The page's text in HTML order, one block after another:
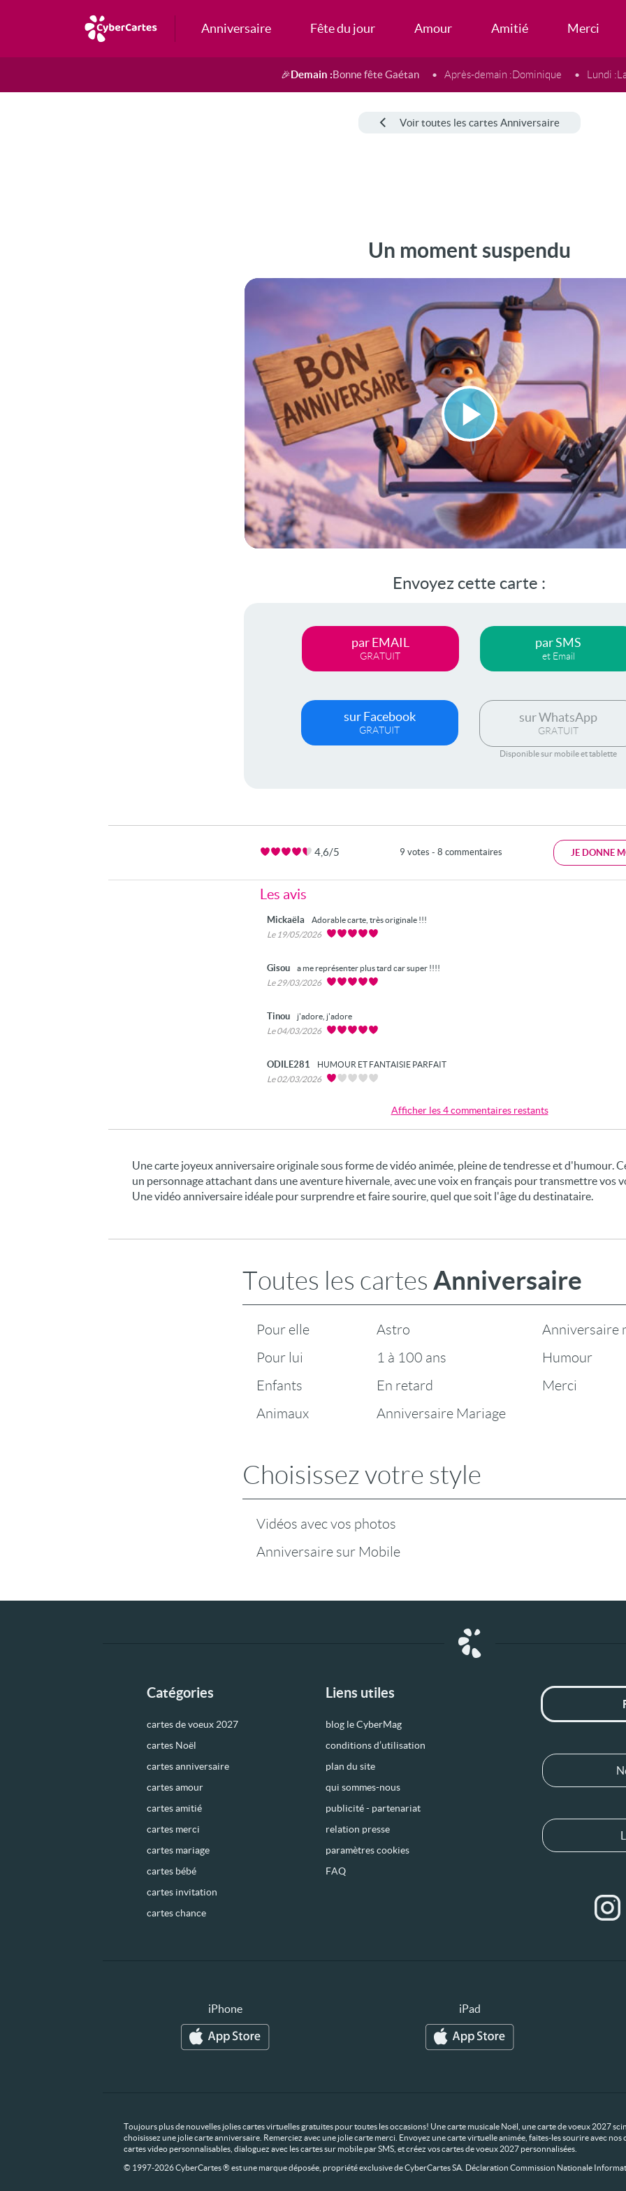
Anniversaire Fête du jour Amour Amitié Merci
🎉Demain :Bonne fête Gaétan Après-demain :Dominique Lundi :
Voir toutes les cartes Anniversaire
Un moment suspendu
Lire
la
vidéo
Envoyez cette carte :
par EMAIL
GRATUIT
par SMS
et Email
sur Facebook
GRATUIT
sur WhatsApp
GRATUIT
Disponible sur mobile et tablette
4,6/5 9 votes - 8 commentaires JE DONNE
Les avis
Mickaëla
Adorable carte, très originale !!!
Le 19/05/2026
Gisou
a me représenter plus tard car super !!!!
Le 29/03/2026
Tinou
j'adore, j'adore
Le 04/03/2026
ODILE281
HUMOUR ET FANTAISIE PARFAIT
Le 02/03/2026
Afficher les 4 commentaires restants
Une carte joyeux anniversaire originale sous forme de vidéo animée, pleine de tendresse et d'humour.
un personnage attachant dans une aventure hivernale, avec une voix en français pour transmettre vos
Une vidéo anniversaire idéale pour surprendre et faire sourire, quel que soit l'âge du destinataire.
Toutes les cartes Anniversaire
Pour elle
Pour lui
Enfants
Animaux
Astro
1 à 100 ans
En retard
Anniversaire Mariage
Anniversaire
Humour
Merci
Choisissez votre style
Vidéos avec vos photos
Anniversaire sur Mobile
Catégories
cartes de voeux 2027
cartes Noël
cartes anniversaire
cartes amour
cartes amitié
cartes merci
cartes mariage
cartes bébé
cartes invitation
cartes chance
Liens utiles
blog le CyberMag
conditions d’utilisation
plan du site
qui sommes-nous
publicité - partenariat
relation presse
paramètres cookies
FAQ
iPhone iPad
Toujours plus de nouvelles jolies cartes virtuelles gratuites pour toutes les occasions! Une carte musicale Noël, une carte de voeux 2027
choisissez une jolie carte anniversaire. Remerciez avec une jolie carte merci. Envoyez une carte virtuelle animée, faites-les sourire avec
cartes video personnalisables, dialoguez avec les cartes sur mobile par SMS, et créez vos cartes de voeux 2027 personnalisées.
© 1997-2026 CyberCartes ® est une marque déposée, propriété exclusive de CyberCartes SA. Déclaration Commission Nationale